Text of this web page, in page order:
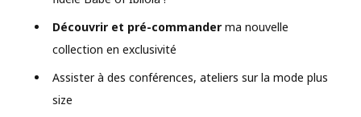
Découvrir et pré-commander ma nouvelle
collection en exclusivité
Assister à des conférences, ateliers sur la mode plus
size